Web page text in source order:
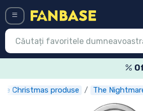
Oferte speciale
Christmas produse The
Conectați-vă